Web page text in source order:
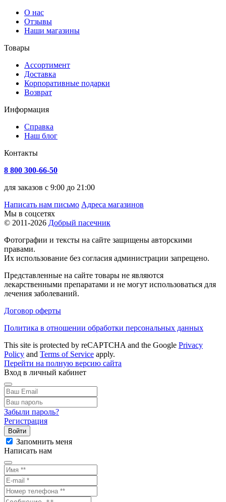
О нас
Отзывы
Наши магазины
Товары
Ассортимент
Доставка
Корпоративные подарки
Возврат
Информация
Справка
Наш блог
Контакты
8 800 300-66-50
для заказов с 9:00 до 21:00
Написать нам письмо Адреса магазинов
Мы в соцсетях
© 2011-2026 Добрый пасечник
Фотографии и тексты на сайте защищены авторскими
правами.
Их использование без согласия администрации запрещено.
Представленные на сайте товары не являются
лекарственными препаратами и не могут использоваться для
лечения заболеваний.
Договор оферты
Политика в отношении обработки персональных данных
This site is protected by reCAPTCHA and the Google Privacy
Policy and Terms of Service apply.
Перейти на полную версию сайта
Вход в личный кабинет
Забыли пароль?
Регистрация
Войти
Запомнить меня
Написать нам